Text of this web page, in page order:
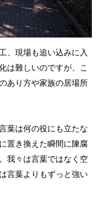
、現場も追い込みに入
は難しいのですが、こ
あり方や家族の居場所
葉は何の役にも立たな
置き換えた瞬間に陳腐
我々は言葉ではなく空
言葉よりもずっと強い